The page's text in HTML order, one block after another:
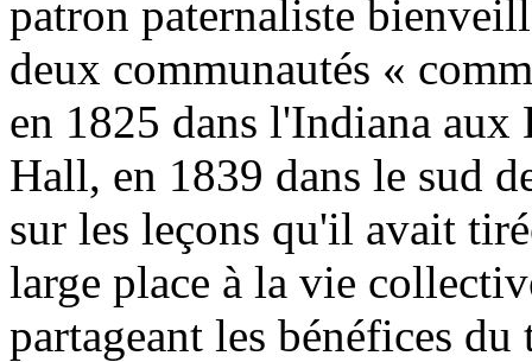
patron paternaliste
deux communautés «
en 1825 dans l'Indiana
Hall, en 1839 dans le sud
sur les leçons qu'il avait
large place à la vie
partageant les bénéfices